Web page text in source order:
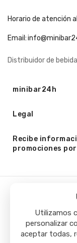
Utilizamos
personalizar
aceptar todas,
Horario de atención
Email:
Distribuidor de
minibar24h
Legal
Recibe
promociones
Copyright ©